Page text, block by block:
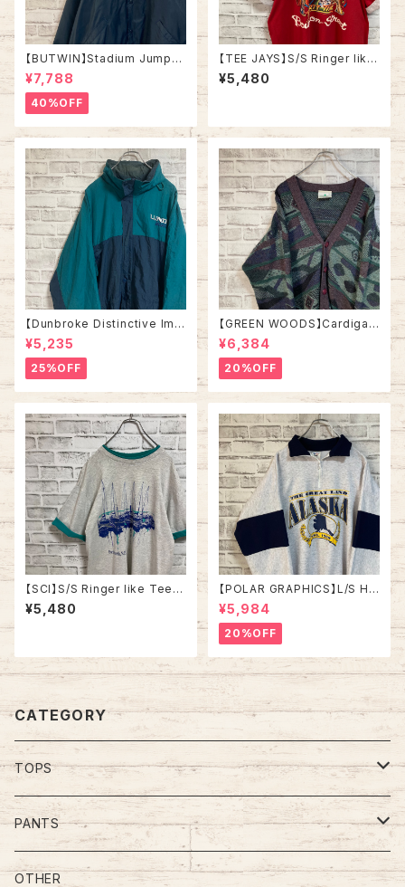
【BUTWIN】Stadium Jumper
XL相当 80s “STATE MECHA
NICAL” Made in USA ナイロ
ン スタジャン スタジアムジャン
パー USA製 企業モノ 刺繍ロゴ
リブライン アウター アメリカ U
SA 古着
¥7,788
40%OFF
【TEE JAYS】S/S Ringer like
Tee XL 90s Made in USA
“Bourbon Street”vintage リ
トリート JAZZ 楽器 アルコール
ヴィンテージ シングルステッチ
アメリカ USA レトロ 古着
¥5,480
【Dunbroke Distinctive Ima
ges】Nylon jacket XL 90s v
intage ナイロンジャケット 企
業モノ 企業ロゴ 刺繍ロゴ グリ
ーン 切替 ウインドブレーカー
アメリカ USA 古着
¥5,235
25%OFF
【GREEN WOODS】Cardigan
L相当 Made in BRITAIN “EU
RO LINE” カーディガン 総柄 ウ
ール混合 イギリス製 ユーロライ
ン ヨーロッパ 古着
¥6,384
20%OFF
【SCI】S/S Ringer like Tee X
L 90s Made in USA vintage
リンガーライク レイヤード Tシ
リカ USA レトロ 古着
¥5,480
【POLAR GRAPHICS】L/S Hal
fZip Sweat XL Made in US
A 90s “ALASKA” スーベニア
ハーフジップスウェット トレーナ
ー アラスカ お土産モノ vintag
e ヴィンテージ アメリカ USA
古着
¥5,984
20%OFF
CATEGORY
TOPS
Tee
S/L Tee
Polo Shirt
PANTS
Jeans/Denim
OTHER